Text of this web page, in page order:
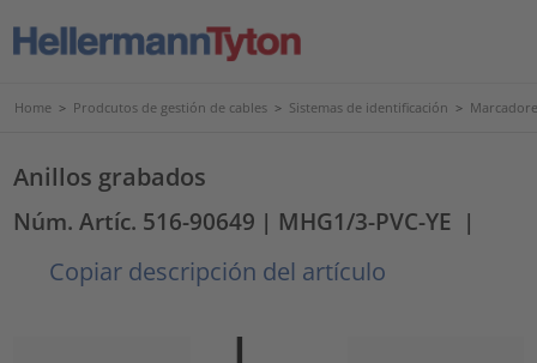
Home > Prodcutos de gestión de cables > Sistemas de identificación >
Anillos grabados
Núm. Artíc. 516-90649 | MHG1/3-PVC-YE |
Copiar descripción del artículo